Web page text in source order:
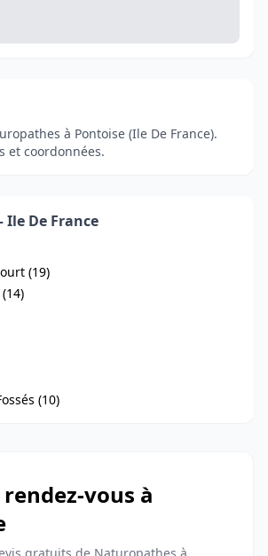
à Pontoise (Ile De France).
et coordonnées.
De France
(19)
(10)
vous à